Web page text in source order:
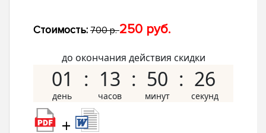
Стоимость: 700 р.250 руб.
до окончания действия скидки
01 13 50 25
+